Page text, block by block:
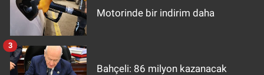
Motorinde bir indirim daha
Bahçeli: 86 milyon kazanacak
3